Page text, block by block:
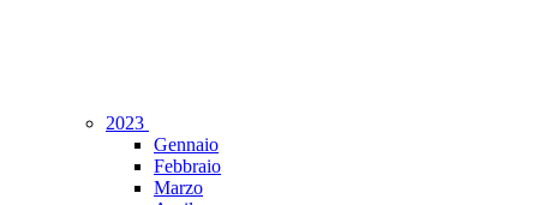
2023
Gennaio
Febbraio
Marzo